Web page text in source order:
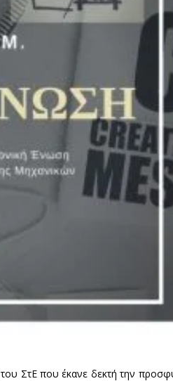
ΣτΕ που έκανε δεκτή την